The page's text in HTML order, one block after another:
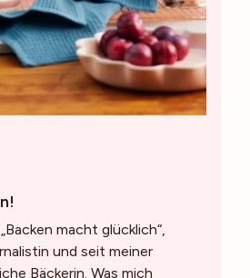
macht glücklich“,
und seit meiner
Bäckerin. Was mich